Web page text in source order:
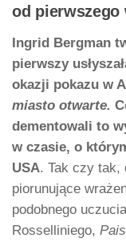
od pierwszego
Ingrid Bergman
pierwszy
okazji pokazu w
miasto otwarte.
dementowali to
w czasie, o
USA. Tak czy tak,
piorunujące
podobnego
Rosselliniego,